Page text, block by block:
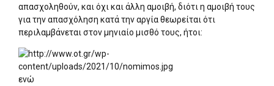
απασχοληθούν, και όχι και άλλη αμοιβή, διότι η αμοιβή τους
για την απασχόληση κατά την αργία θεωρείται ότι
περιλαμβάνεται στον μηνιαίο μισθό τους, ήτοι:
ενώ